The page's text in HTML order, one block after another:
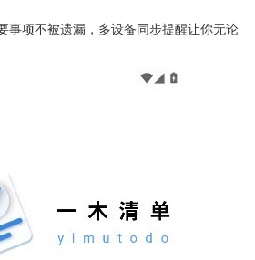
事项不被遗漏，多设备同步提醒让你无论